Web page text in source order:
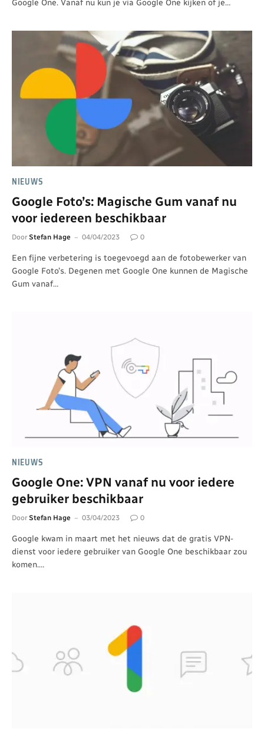
Google One. Vanaf nu kun je via Google One kijken of je…
NIEUWS
Google Foto’s: Magische Gum vanaf nu
voor iedereen beschikbaar
Door Stefan Hage 04/04/2023 0
Een fijne verbetering is toegevoegd aan de fotobewerker van
Google Foto’s. Degenen met Google One kunnen de Magische
Gum vanaf…
NIEUWS
Google One: VPN vanaf nu voor iedere
gebruiker beschikbaar
Door Stefan Hage 03/04/2023 0
Google kwam in maart met het nieuws dat de gratis VPN-
dienst voor iedere gebruiker van Google One beschikbaar zou
komen.…